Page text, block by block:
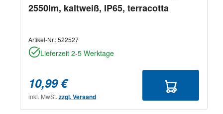
2550lm, kaltweiß, IP65, terracotta
Artikel-Nr.:522527
Lieferzeit 2-5 Werktage
10,99 €
inkl. MwSt. zzgl. Versand